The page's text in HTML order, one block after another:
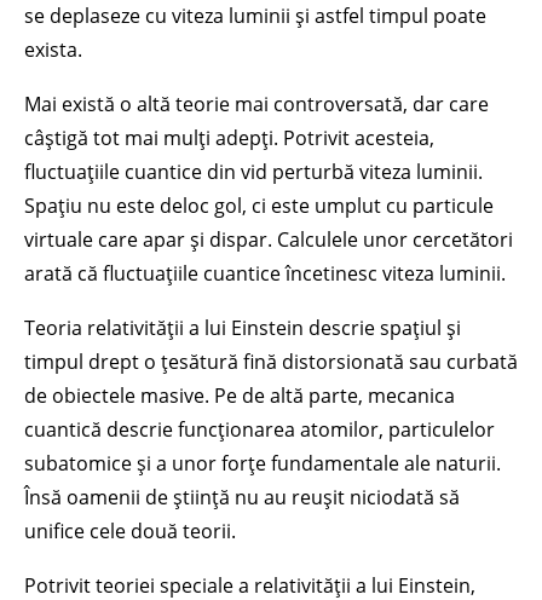
se deplaseze cu viteza luminii și astfel timpul poate
exista.
Mai există o altă teorie mai controversată, dar care
câștigă tot mai mulți adepți. Potrivit acesteia,
fluctuațiile cuantice din vid perturbă viteza luminii.
Spațiu nu este deloc gol, ci este umplut cu particule
virtuale care apar și dispar. Calculele unor cercetători
arată că fluctuațiile cuantice încetinesc viteza luminii.
Teoria relativității a lui Einstein descrie spațiul și
timpul drept o țesătură fină distorsionată sau curbată
de obiectele masive. Pe de altă parte, mecanica
cuantică descrie funcționarea atomilor, particulelor
subatomice și a unor forțe fundamentale ale naturii.
Însă oamenii de știință nu au reușit niciodată să
unifice cele două teorii.
Potrivit teoriei speciale a relativității a lui Einstein,